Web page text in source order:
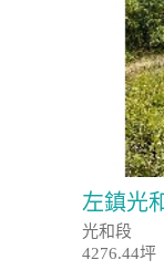
左鎮光
光和段
4276.44坪